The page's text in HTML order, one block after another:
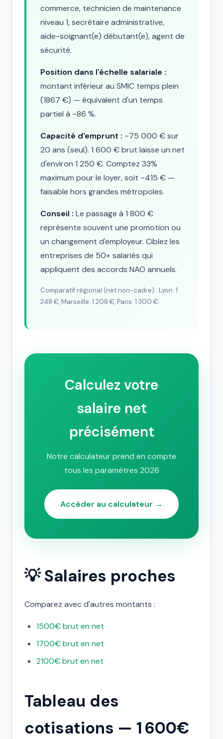
commerce, technicien de maintenance
niveau 1, secrétaire administrative,
aide-soignant(e) débutant(e), agent de
sécurité.
Position dans l'échelle salariale :
montant inférieur au SMIC temps plein
(1867 €) — équivalent d'un temps
partiel à ~86 %.
Capacité d'emprunt : ~75 000 € sur
20 ans (seul). 1 600 € brut laisse un net
d'environ 1 250 €. Comptez 33%
maximum pour le loyer, soit ~415 € —
faisable hors grandes métropoles.
Conseil : Le passage à 1 800 €
représente souvent une promotion ou
un changement d'employeur. Ciblez les
entreprises de 50+ salariés qui
appliquent des accords NAO annuels.
Comparatif régional (net non-cadre) : Lyon: 1
248 €, Marseille: 1 208 €, Paris: 1 300 €.
Calculez votre
salaire net
précisément
Notre calculateur prend en compte
tous les paramètres 2026
Accéder au calculateur →
💡 Salaires proches
Comparez avec d'autres montants :
1500€ brut en net
1700€ brut en net
2100€ brut en net
Tableau des
cotisations — 1 600€